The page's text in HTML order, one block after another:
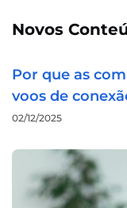
Novos
Por que as
voos de
02/12/2025